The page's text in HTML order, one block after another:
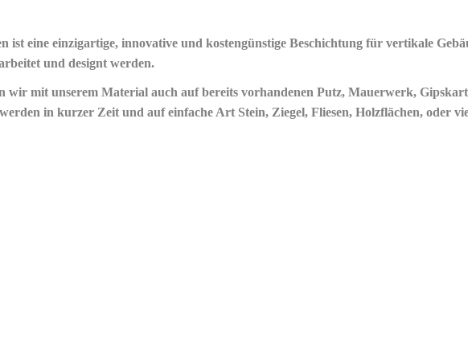
ist eine einzigartige, innovative und kostengünstige Beschichtung für vertikale
und designt werden.
wir mit unserem Material auch auf bereits vorhandenen Putz, Mauerwerk,
in kurzer Zeit und auf einfache Art Stein, Ziegel, Fliesen, Holzflächen, oder